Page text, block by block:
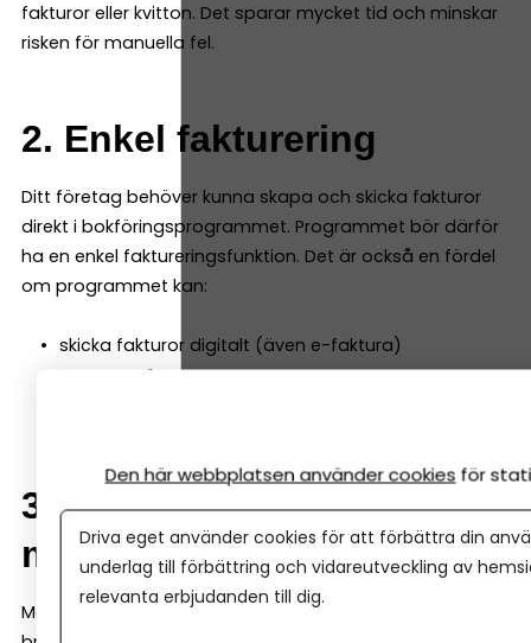
fakturor eller kvitton. Det sparar mycket tid och minskar
risken för manuella fel.
2. Enkel fakturering
Ditt företag behöver kunna skapa och skicka fakturor
direkt i bokföringsprogrammet. Programmet bör därför
ha en enkel faktureringsfunktion. Det är också en fördel
om programmet kan:
skicka fakturor digitalt (även e-faktura)
hantera påminnelser
3. Automatisk
momsberäkning
Momsredovisning är en central del av bokföringen. Ett
Den här webbplatsen använder cookies för
Driva eget använder cookies för att förbättra din
underlag till förbättring och vidareutveckling av
relevanta erbjudanden till dig.